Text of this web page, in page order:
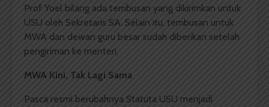
Prof Yoel bilang ada tembusan yang dikirimkan untuk
USU oleh Sekretaris SA. Selain itu, tembusan untuk
MWA dan dewan guru besar sudah diberikan setelah
pengiriman ke menteri.
MWA Kini, Tak Lagi Sama
Pasca resmi berubahnya Statuta USU menjadi